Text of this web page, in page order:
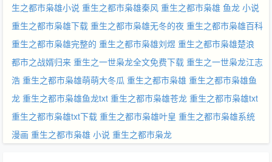
生之都市枭雄小说 重生之都市枭雄秦风 重生之都市枭雄 鱼龙 小说
重生之都市枭雄下载 重生之都市枭雄无冬的夜 重生之都市枭雄百科
重生之都市枭雄完整的 重生之都市枭雄刘煜 重生之都市枭雄楚浪
都市之战婿归来 重生之一世枭龙全文免费下载 重生之一世枭龙江志
浩 重生之都市枭雄萌萌大冬瓜 重生之都市枭雄 重生之都市枭雄鱼
龙 重生之都市枭雄鱼龙txt 重生之都市枭雄苍龙 重生之都市枭雄txt
重生之都市枭雄txt下载 重生之都市枭雄叶皇 重生之都市枭雄系统
漫画 重生之都市枭雄 小说 重生之都市枭龙